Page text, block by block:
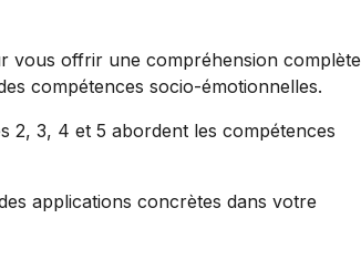
vous offrir une compréhension complète
compétences socio-émotionnelles.
2, 3, 4 et 5 abordent les compétences
applications concrètes dans votre